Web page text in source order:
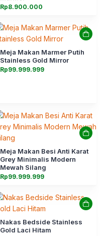
Rp8.900.000
Meja Makan Marmer Putih
Stainless Gold Mirror
Rp99.999.999
Meja Makan Besi Anti Karat
Grey Minimalis Modern
Mewah Silang
Rp99.999.999
Nakas Bedside Stainless
Gold Laci Hitam